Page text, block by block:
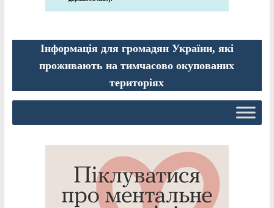
Інформація для громадян України, які
проживають на тимчасово окупованих
територіях